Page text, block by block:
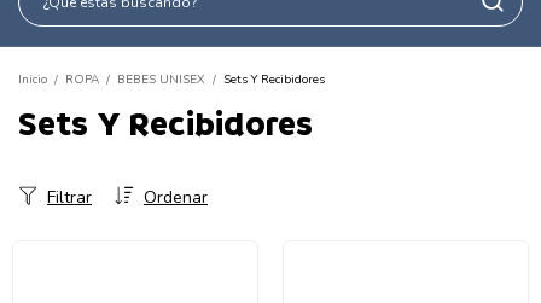
Inicio / ROPA / BEBES UNISEX / Sets Y Recibidores
Sets Y Recibidores
Ordenar
Filtrar